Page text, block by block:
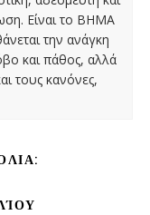
Είναι το ΒΗΜΑ
την ανάγκη
και πάθος, αλλά
τους κανόνες,